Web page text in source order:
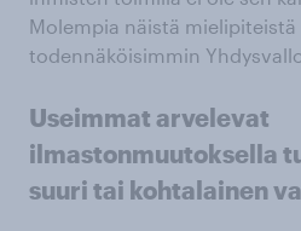
Molempia näistä mielipiteistä
todennäköisimmin
Useimmat arvelevat
ilmastonmuutoksella
suuri tai kohtalainen